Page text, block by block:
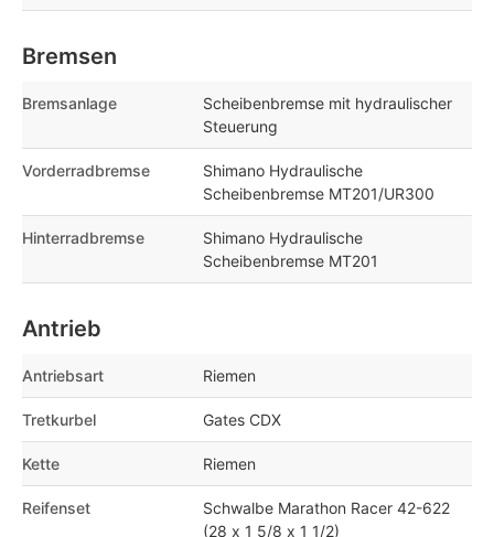
Bremsen
Bremsanlage
Scheibenbremse mit hydraulischer
Steuerung
Vorderradbremse
Shimano Hydraulische
Scheibenbremse MT201/UR300
Hinterradbremse
Shimano Hydraulische
Scheibenbremse MT201
Antrieb
Antriebsart Riemen
Tretkurbel Gates CDX
Kette Riemen
Reifenset
Schwalbe Marathon Racer 42-622
(28 x 1 5/8 x 1 1/2)